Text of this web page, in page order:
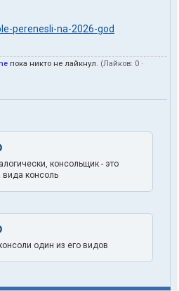
perenesli-na-2026-god
пока никто не лайкнул. (Лайков: 0 ·
консольщик - это
консоль
один из его видов